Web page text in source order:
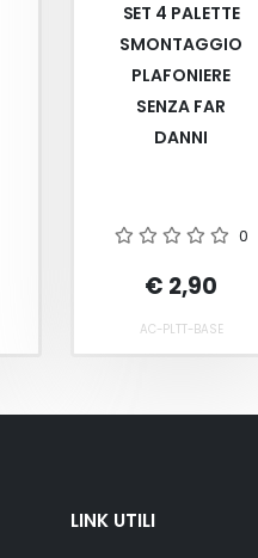
SET 4 PALETTE
SMONTAGGIO
PLAFONIERE
SENZA FAR
DANNI
0
€ 2,90
AC-PLTT-BASE
LINK UTILI